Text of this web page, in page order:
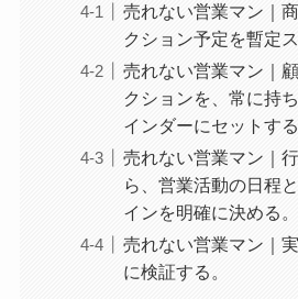
売れない営業マン｜
クション予定を暫定
売れない営業マン｜
クションを、常に持
インダーにセットする
売れない営業マン｜
ら、営業活動の日程
インを明確に決める。
売れない営業マン｜
に検証する。